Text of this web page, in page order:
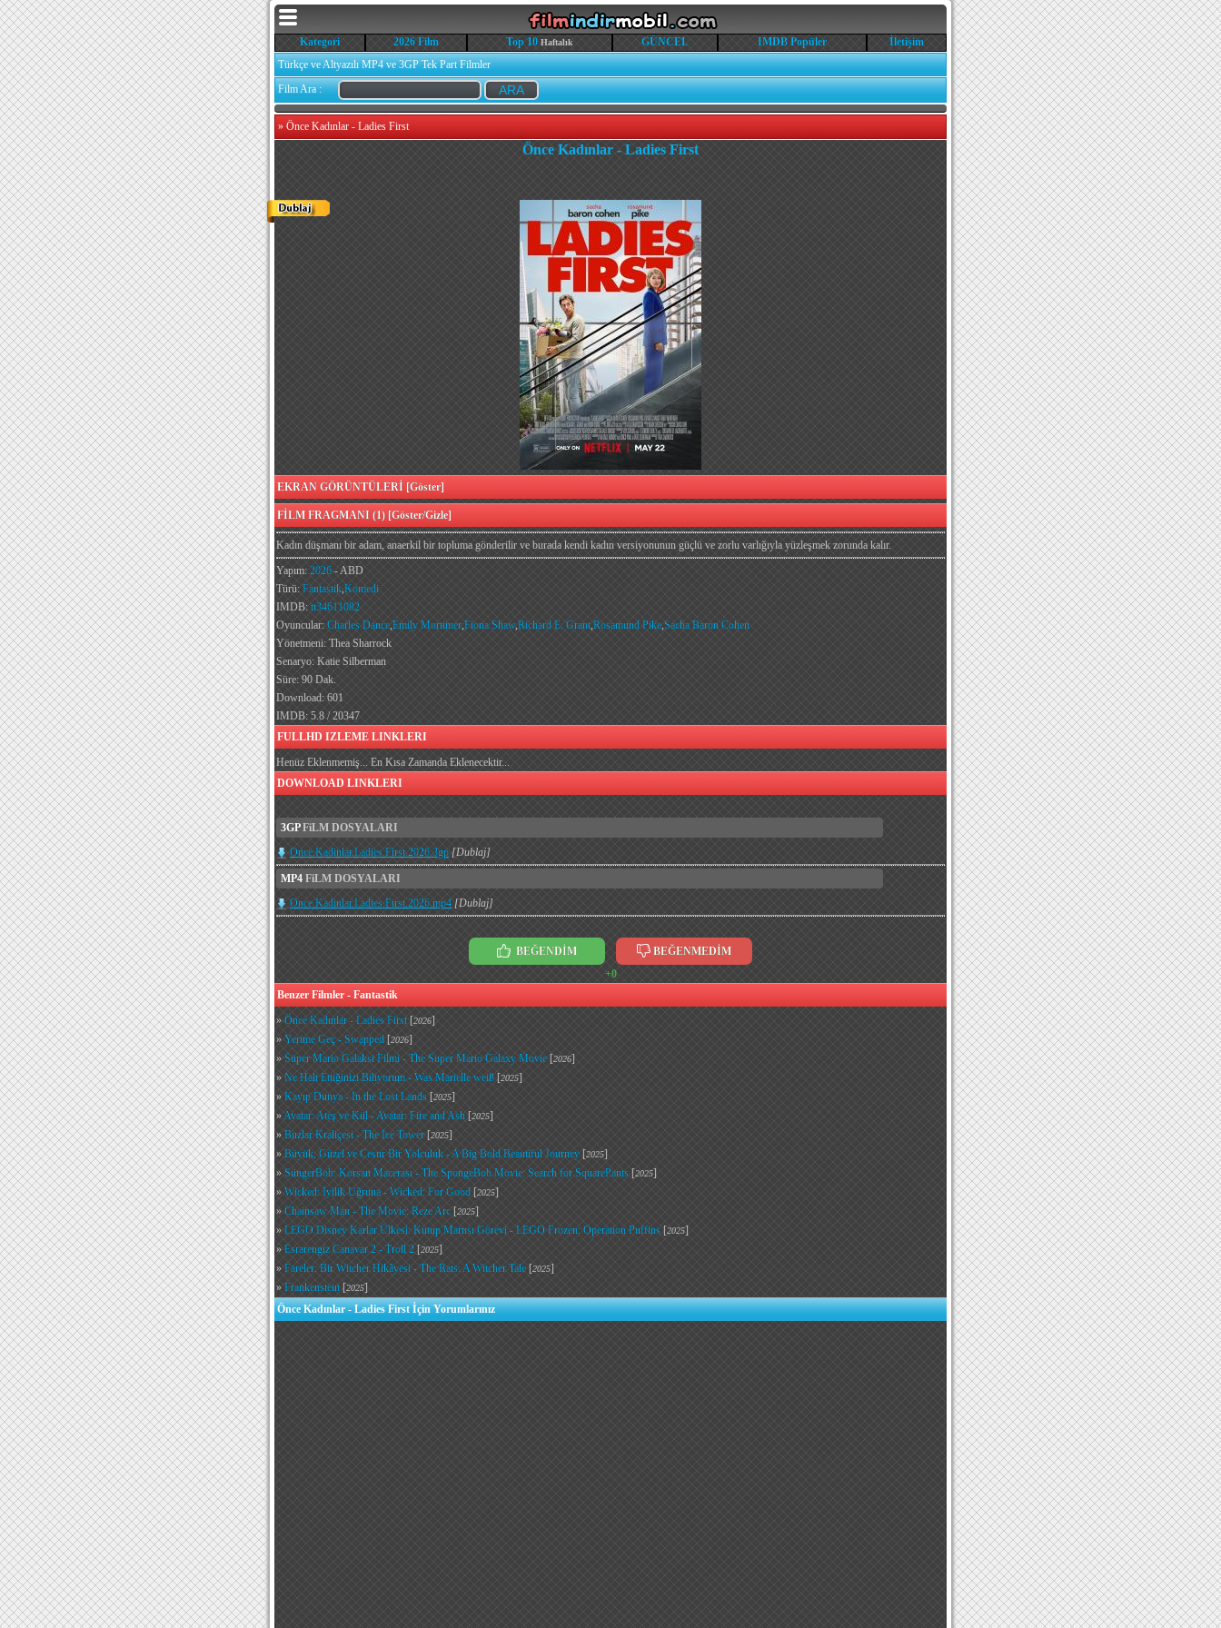
Kategori 2026 Film Top 10 Haftalık GÜNCEL IMDB Popüler
İletişim
Türkçe ve Altyazılı MP4 ve 3GP Tek Part Filmler
Film Ara :
» Önce Kadınlar - Ladies First
Önce Kadınlar - Ladies First
EKRAN GÖRÜNTÜLERİ [Göster]
FİLM FRAGMANI (1) [Göster/Gizle]
Kadın düşmanı bir adam, anaerkil bir topluma gönderilir ve burada kendi kadın versiyonunun güçlü ve zorlu varlığıyla yüzleşmek zorunda kalır.
Yapım: 2026 - ABD
Türü: Fantastik,Komedi
IMDB: tt34611082
Oyuncular: Charles Dance,Emily Mortimer,Fiona Shaw,Richard E. Grant,Rosamund Pike,Sacha Baron Cohen
Yönetmeni: Thea Sharrock
Senaryo: Katie Silberman
Süre: 90 Dak.
Download: 601
IMDB: 5.8 / 20347
FULLHD IZLEME LINKLERI
Henüz Eklenmemiş... En Kısa Zamanda Eklenecektir...
DOWNLOAD LINKLERI
3GPFiLM DOSYALARI
Once.Kadinlar.Ladies.First.2026.3gp [Dublaj]
MP4 FiLM DOSYALARI
Once.Kadinlar.Ladies.First.2026.mp4 [Dublaj]
BEĞENDİM
BEĞENMEDİM
+0
Benzer Filmler - Fantastik
» Önce Kadınlar - Ladies First[2026]
» Yerime Geç - Swapped [2026]
» Süper Mario Galaksi Filmi - The Super Mario Galaxy Movie [2026]
» Ne Halt Ettiğinizi Biliyorum - Was Marielle weiß [2025]
» Kayıp Dünya - In the Lost Lands [2025]
»Avatar: Ateş ve Kül - Avatar: Fire and Ash [2025]
» Buzlar Kraliçesi - The Ice Tower [2025]
» Büyük, Güzel ve Cesur Bir Yolculuk - A Big Bold Beautiful Journey [2025]
» SüngerBob: Korsan Macerası - The SpongeBob Movie: Search for SquarePants [2025]
» Wicked: İyilik Uğruna - Wicked: For Good [2025]
» Chainsaw Man - The Movie: Reze Arc [2025]
» LEGO Disney Karlar Ülkesi: Kutup Martısı Görevi - LEGO Frozen: Operation Puffins [2025]
» Esrarengiz Canavar 2 - Troll 2 [2025]
» Fareler: Bir Witcher Hikâyesi - The Rats: A Witcher Tale [2025]
» Frankenstein [2025]
Önce Kadınlar - Ladies First İçin Yorumlarınız